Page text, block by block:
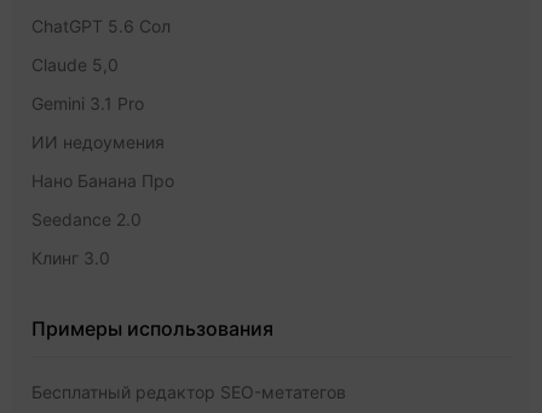
ChatGPT 5.6 Сол
Claude 5,0
Gemini 3.1 Pro
ИИ недоумения
Нано Банана Про
Seedance 2.0
Клинг 3.0
Примеры использования
Бесплатный редактор SEO-метатегов